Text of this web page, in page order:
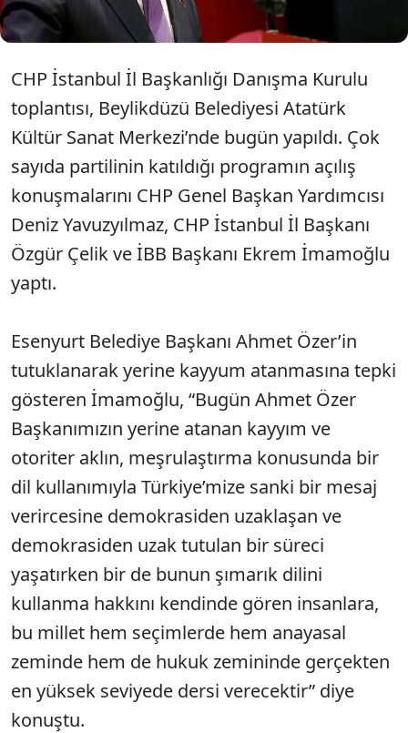
CHP İstanbul İl Başkanlığı Danışma Kurulu
toplantısı, Beylikdüzü Belediyesi Atatürk
Kültür Sanat Merkezi’nde bugün yapıldı. Çok
sayıda partilinin katıldığı programın açılış
konuşmalarını CHP Genel Başkan Yardımcısı
Deniz Yavuzyılmaz, CHP İstanbul İl Başkanı
Özgür Çelik ve İBB Başkanı Ekrem İmamoğlu
yaptı.
Esenyurt Belediye Başkanı Ahmet Özer’in
tutuklanarak yerine kayyum atanmasına tepki
gösteren İmamoğlu, “Bugün Ahmet Özer
Başkanımızın yerine atanan kayyım ve
otoriter aklın, meşrulaştırma konusunda bir
dil kullanımıyla Türkiye’mize sanki bir mesaj
verircesine demokrasiden uzaklaşan ve
demokrasiden uzak tutulan bir süreci
yaşatırken bir de bunun şımarık dilini
kullanma hakkını kendinde gören insanlara,
bu millet hem seçimlerde hem anayasal
zeminde hem de hukuk zemininde gerçekten
en yüksek seviyede dersi verecektir” diye
konuştu.